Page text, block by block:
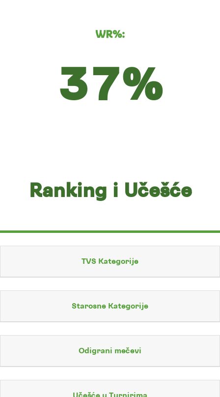
WR%:
37%
Ranking i Učešće
TVS Kategorije
Starosne Kategorije
Odigrani mečevi